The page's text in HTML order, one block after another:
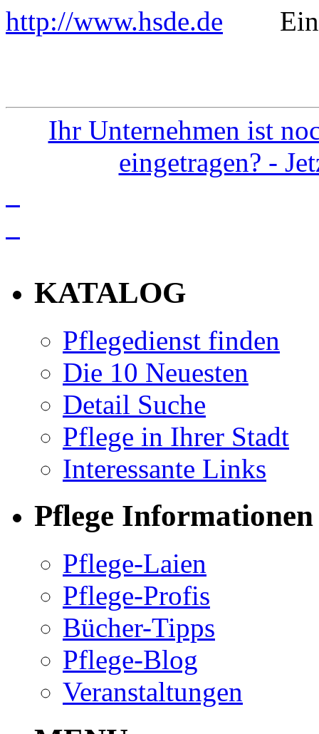
http://www.hsde.de
Ihr Unternehmen ist
eingetragen? -
KATALOG
Pflegedienst finden
Die 10 Neuesten
Detail Suche
Pflege in Ihrer Stadt
Interessante Links
Pflege Informationen
Pflege-Laien
Pflege-Profis
Bücher-Tipps
Pflege-Blog
Veranstaltungen